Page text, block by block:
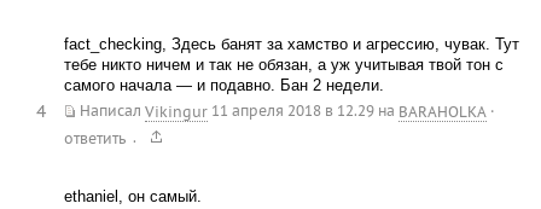
fact_checking, Здесь банят за хамство и агрессию, чувак. Тут
тебе никто ничем и так не обязан, а уж учитывая твой тон с
самого начала — и подавно. Бан 2 недели.
Написал Vikingur 11 апреля 2018 в 12.29на BARAHOLKA ·
ответить .
4
ethaniel, он самый.